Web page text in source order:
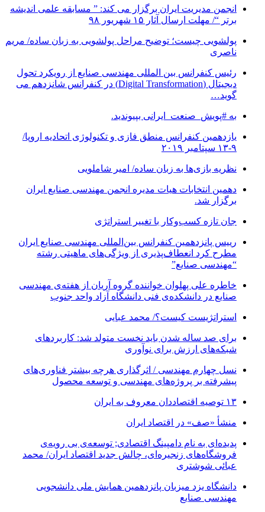
انجمن مدیریت ایران برگزار می کند: ” مسابقه علمی اندیشه
برتر “/ مهلت ارسال آثار ۱۵ شهریور ۹۸
پولشویی چیست؛ توضیح مراحل پولشویی به زبان ساده/ مریم
ناصری
رئیس کنفرانس بین المللی مهندسی صنایع از رویکرد تحول
دیجیتال (Digital Transformation) در کنفرانس شانزدهم می
گوید…
به #پویش_صنعت_ایرانی بپیوندید.
یازدهمین کنفرانس منطق فازی و تکنولوژی اتحادیه اروپا/
۹-۱۳ سپتامبر ۲۰۱۹
نظریه بازی‌ها به زبان ساده/ امیر شاملویی
دهمین انتخابات هیات مدیره انجمن مهندسی صنایع ایران
برگزار شد.
جان تازه کسب‌وکار با تغییر استراتژی
رییس پانزدهمین کنفرانس بین‌المللی مهندسی صنایع ایران
مطرح کرد انعطاف‌پذیری از ویژگی‌های ماهیتی رشته
“مهندسی صنایع”
خاطره علی پهلوان خواننده گروه آریان از هفته‌ی مهندسی
صنایع در دانشکده‌ی فنی دانشگاه آزاد واحد جنوب
استراتژیست کیست؟‬/ محمد عبایی
برای صد ساله شدن باید نخست متولد شد: کاربردهای
شبکه‌های ارزش برای نوآوری
نسل چهارم مهندسی / اثرگذاری هرچه بیشتر فناوری‌های
پیشرفته بر پروژه‌های مهندسی و توسعه محصول
۱۳ توصیه اقتصاددان معروف به ایران
منشأ «صف» در اقتصاد ایران
پدیده‌ای به نام دامپینگ اقتصادی; توسعه‌ی بی رویه‌ی
فروشگاه‌های زنجیره‌ای، چالش جدید اقتصاد ایران/ محمد
عبائی شوشتری
دانشگاه یزد میزبان پانزدهمین همایش ملی دانشجویی
مهندسی صنایع